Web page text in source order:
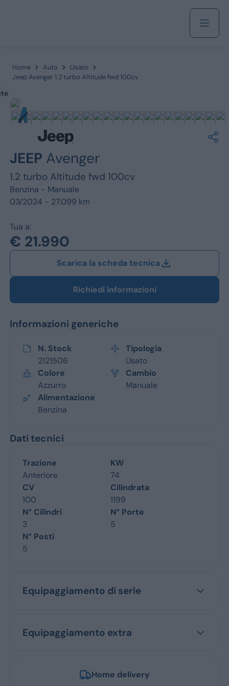
Marchi
Alfa Romeo
Dacia
Renault
Opel
Vedi tutti i marchi
Home Auto
Usato
Jeep Avenger 1.2 turbo Altitude fwd 100cv
JEEP Avenger
1.2 turbo Altitude fwd 100cv
Benzina - Manuale
03/2024 - 27.099 km
Tua a:
€ 21.990
Scarica la scheda tecnica
Richiedi informazioni
Informazioni generiche
N. Stock
2121506
Tipologia
Usato
Colore
Azzurro
Cambio
Manuale
Alimentazione
Benzina
Dati tecnici
Trazione
Anteriore
KW
74
CV
100
Cilindrata
1199
N° Cilindri
3
N° Porte
5
N° Posti
5
Equipaggiamento di serie
Equipaggiamento extra
Home delivery